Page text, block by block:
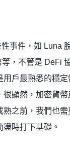
事件，如 Luna
，不管是 DeFi
用戶最熟悉的穩定
顯然，加密貨幣
熟之前，我們也需
時打下基礎。